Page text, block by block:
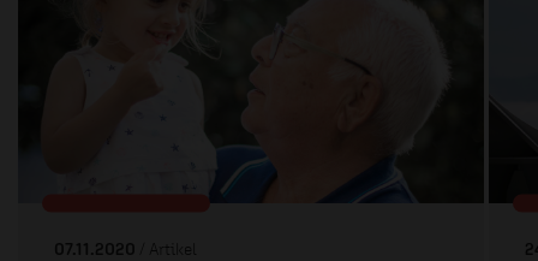
07.11.2020 / Artikel